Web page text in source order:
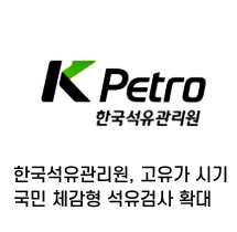
한국석유관리원, 고유가 시기
국민 체감형 석유검사 확대